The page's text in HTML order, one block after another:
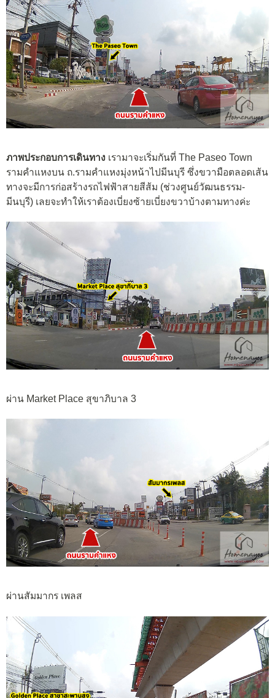
ภาพประกอบการเดินทาง เรามาจะเริ่มกันที่ The Paseo Town
รามคำแหงบน ถ.รามคำแหงมุ่งหน้าไปมีนบุรี ซึ่งขวามือตลอดเส้น
ทางจะมีการก่อสร้างรถไฟฟ้าสายสีส้ม (ช่วงศูนย์วัฒนธรรม-
มีนบุรี) เลยจะทำให้เราต้องเบี่ยงซ้ายเบี่ยงขวาบ้างตามทางค่ะ
ผ่าน Market Place สุขาภิบาล 3
ผ่านสัมมากร เพลส